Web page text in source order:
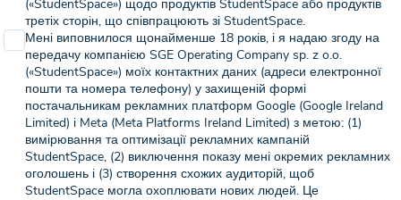
(«StudentSpace») щодо продуктів StudentSpace або продуктів
третіх сторін, що співпрацюють зі StudentSpace.
Мені виповнилося щонайменше 18 років, і я надаю згоду на
передачу компанією SGE Operating Company sp. z o.o.
(«StudentSpace») моїх контактних даних (адреси електронної
пошти та номера телефону) у захищеній формі
постачальникам рекламних платформ Google (Google Ireland
Limited) і Meta (Meta Platforms Ireland Limited) з метою: (1)
вимірювання та оптимізації рекламних кампаній
StudentSpace, (2) виключення показу мені окремих рекламних
оголошень і (3) створення схожих аудиторій, щоб
StudentSpace могла охоплювати нових людей. Це